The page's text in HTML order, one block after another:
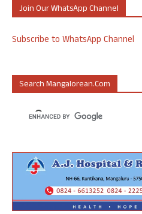
Join Our WhatsApp Channel
Subscribe to WhatsApp Channel
Search Mangalorean.com